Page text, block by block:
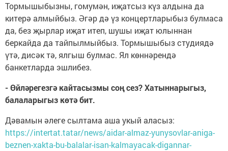
Тормышыбызны, гомумән, иҗатсыз күз алдына да
китерә алмыйбыз. Әгәр дә үз концертларыбыз булмаса
да, без җырлар иҗат итеп, шушы иҗат юлыннан
беркайда да тайпылмыйбыз. Тормышыбыз студиядә
үтә, дисәк тә, ялгыш булмас. Ял көннәрендә
банкетларда эшлибез.
- Өйләрегезгә кайтасызмы соң сез? Хатыннарыгыз,
балаларыгыз көтә бит.
Дәвамын әлеге сылтама аша укый аласыз:
https://intertat.tatar/news/aidar-almaz-yunysovlar-aniga-
beznen-xakta-bu-balalar-isan-kalmayacak-digannar-